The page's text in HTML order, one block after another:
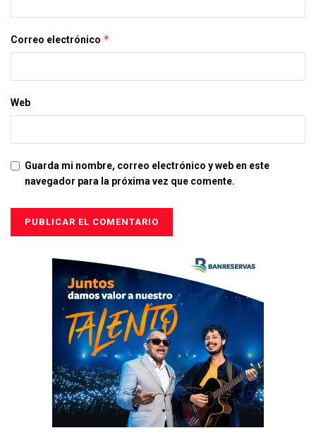
Correo electrónico *
Web
Guarda mi nombre, correo electrónico y web en este
navegador para la próxima vez que comente.